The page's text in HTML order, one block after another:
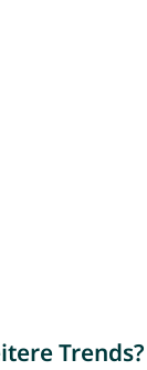
Trends?